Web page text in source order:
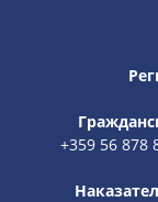
+359 56 878